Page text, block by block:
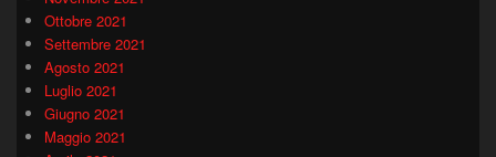
Ottobre 2021
Settembre 2021
Agosto 2021
Luglio 2021
Giugno 2021
Maggio 2021